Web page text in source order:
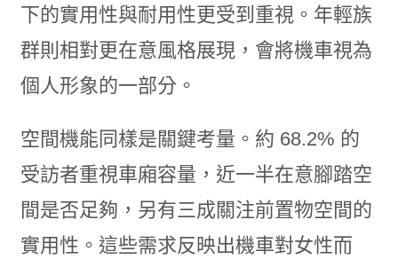
下的實用性與耐用性更受到重視。年輕族
群則相對更在意風格展現，會將機車視為
個人形象的一部分。
空間機能同樣是關鍵考量。約 68.2% 的
受訪者重視車廂容量，近一半在意腳踏空
間是否足夠，另有三成關注前置物空間的
實用性。這些需求反映出機車對女性而